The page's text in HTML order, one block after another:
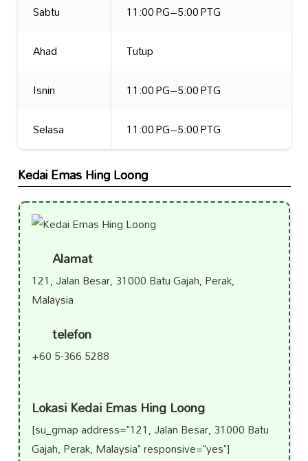
Sabtu
11:00 PG–5:00 PTG
Ahad
Tutup
Isnin
11:00 PG–5:00 PTG
Selasa
11:00 PG–5:00 PTG
Kedai Emas Hing Loong
Alamat
121, Jalan Besar, 31000 Batu Gajah, Perak,
Malaysia
telefon
+60 5-366 5288
Lokasi Kedai Emas Hing Loong
[su_gmap address="121, Jalan Besar, 31000 Batu
Gajah, Perak, Malaysia" responsive="yes"]